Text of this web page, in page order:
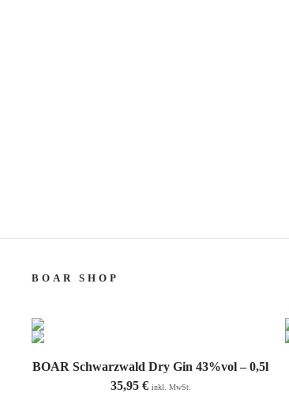
BOAR SHOP
In den Warenkorb
BOAR Schwarzwald Dry Gin 43%vol – 0,5l
35,95 € inkl. MwSt.